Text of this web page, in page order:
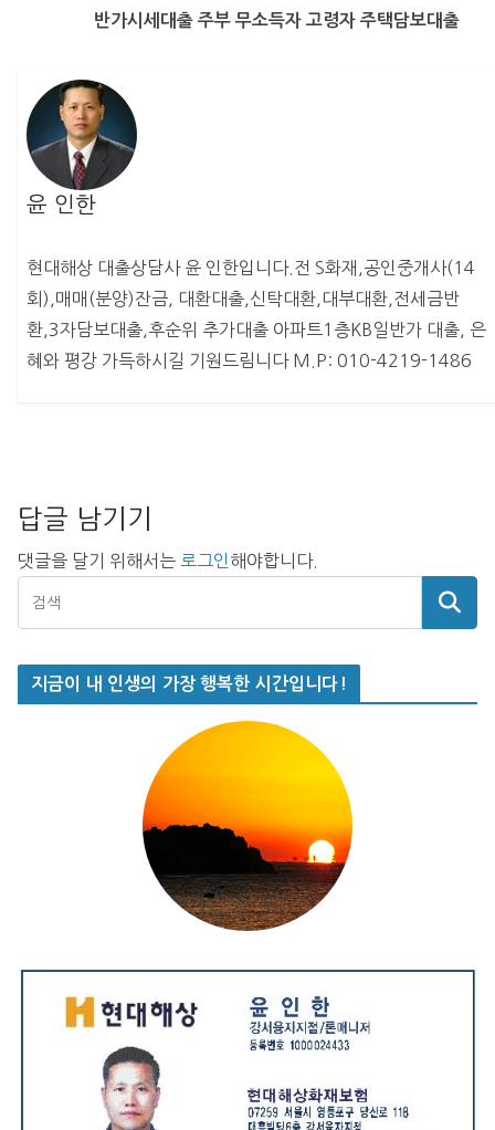
반가시세대출 주부 무소득자 고령자 주택담보대출
윤 인한
현대해상 대출상담사 윤 인한입니다.전 S화재,공인중개사(14
회),매매(분양)잔금, 대환대출,신탁대환,대부대환,전세금반
환,3자담보대출,후순위 추가대출 아파트1층KB일반가 대출, 은
혜와 평강 가득하시길 기원드림니다 M.P: 010-4219-1486
답글 남기기
댓글을 달기 위해서는 로그인 해야합니다.
지금이 내 인생의 가장 행복한 시간입니다!